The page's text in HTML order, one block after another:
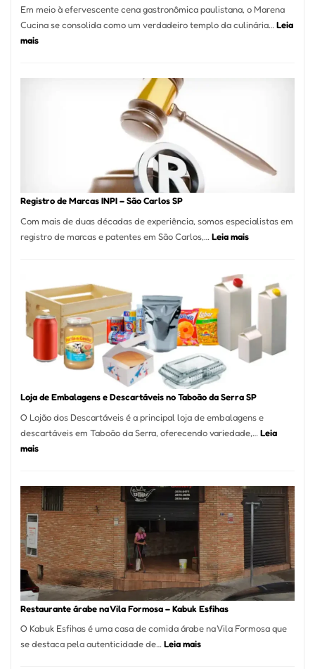
Em meio à efervescente cena gastronômica paulistana, o Marena
Cucina se consolida como um verdadeiro templo da culinária… Leia
mais:
Bibi
Registro de Marcas INPI – São Carlos SP
Com mais de duas décadas de experiência, somos especialistas em
registro de marcas e patentes em São Carlos,… Leia mais:
Marcas
INPI
São
Carlos
SP
Loja de Embalagens e Descartáveis no Taboão da Serra SP
O Lojão dos Descartáveis é a principal loja de embalagens e
descartáveis em Taboão da Serra, oferecendo variedade,… Leia
mais:
Embalagens
e
Descartáveis
no
Taboão
da
Serra
SP
Restaurante árabe na Vila Formosa – Kabuk Esfihas
O Kabuk Esfihas é uma casa de comida árabe na Vila Formosa que
se destaca pela autenticidade de…Leia mais: